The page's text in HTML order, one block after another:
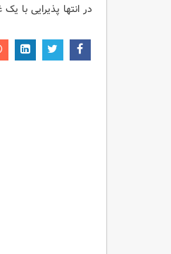
در انتها پذیرایی با